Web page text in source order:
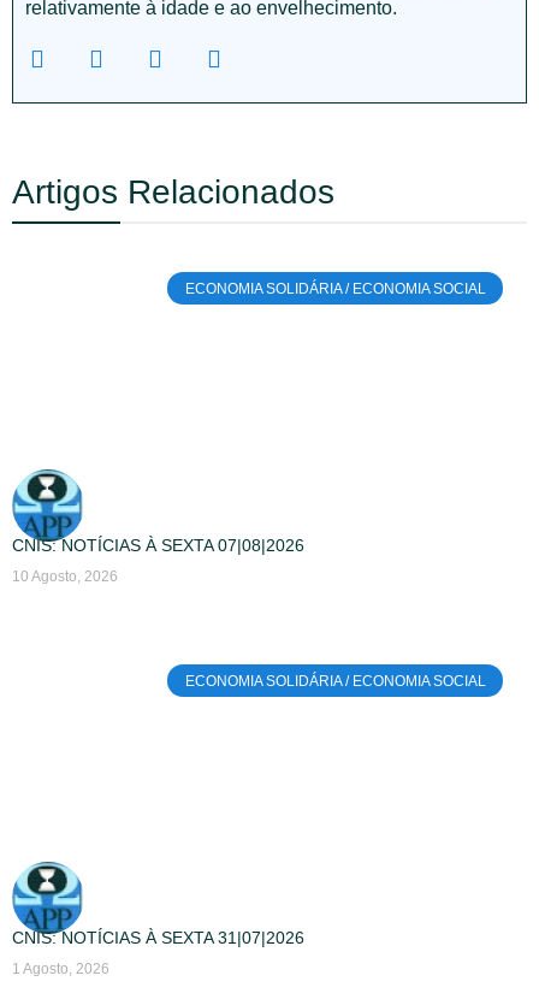
relativamente à idade e ao envelhecimento.
Artigos Relacionados
ECONOMIA SOLIDÁRIA / ECONOMIA SOCIAL
CNIS: NOTÍCIAS À SEXTA 07|08|2026
10 Agosto, 2026
ECONOMIA SOLIDÁRIA / ECONOMIA SOCIAL
CNIS: NOTÍCIAS À SEXTA 31|07|2026
1 Agosto, 2026